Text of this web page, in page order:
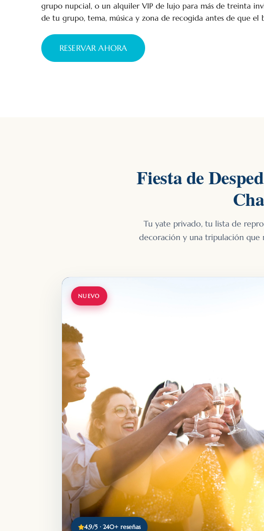
grupo nupcial, o un alquiler VIP de lujo para más de treinta
de tu grupo, tema, música y zona de recogida antes de que el
RESERVAR AHORA
Fiesta de
Tu yate privado, tu lista de
decoración y una tripulación
NUEVO
4.9/5 · 240+ reseñas